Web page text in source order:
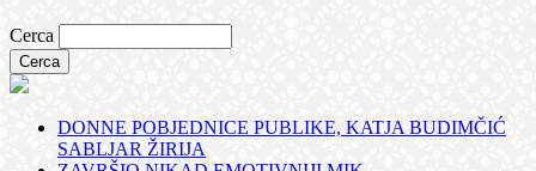
Cerca
DONNE POBJEDNICE PUBLIKE, KATJA BUDIMČIĆ
SABLJAR ŽIRIJA